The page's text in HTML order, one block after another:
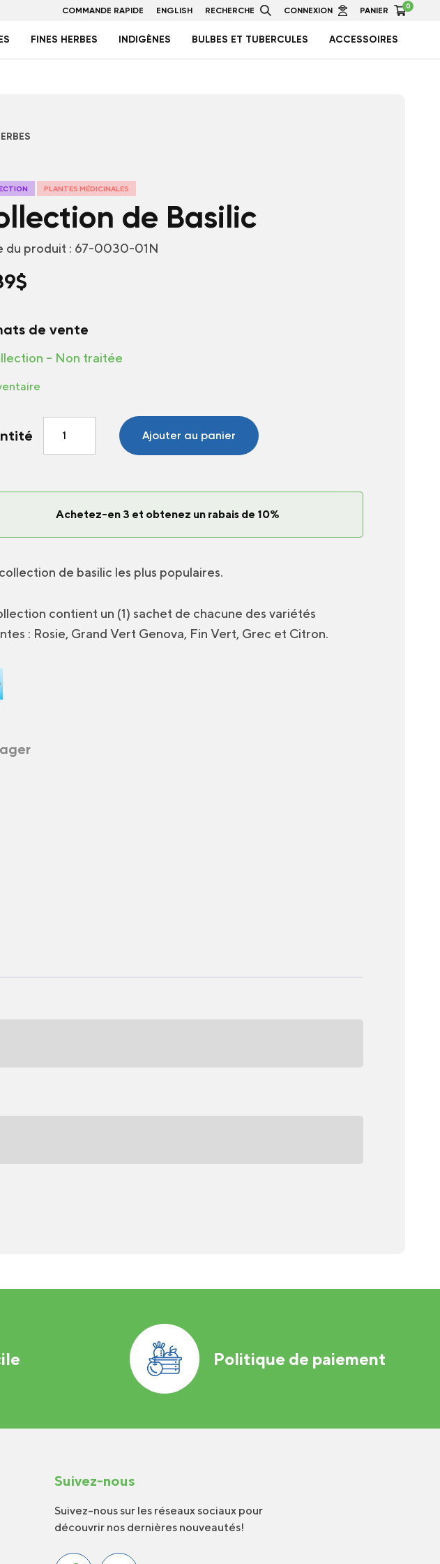
COMMANDE RAPIDE ENGLISH RECHERCHE CONNEXION PANIER 0
FINES HERBES INDIGÈNES BULBES ET TUBERCULES ACCESSOIRES
PLANTES MÉDICINALES
de Basilic
du produit : 67-0030-01N
$
de vente
– Non traitée
Collection
Basilic
Ajouter au panier
Achetez-en 3 et obtenez un rabais de 10%
de basilic les plus populaires.
contient un (1) sachet de chacune des variétés
: Rosie, Grand Vert Genova, Fin Vert, Grec et Citron.
Politique de paiement
Suivez-nous
Suivez-nous sur les réseaux sociaux pour
découvrir nos dernières nouveautés!